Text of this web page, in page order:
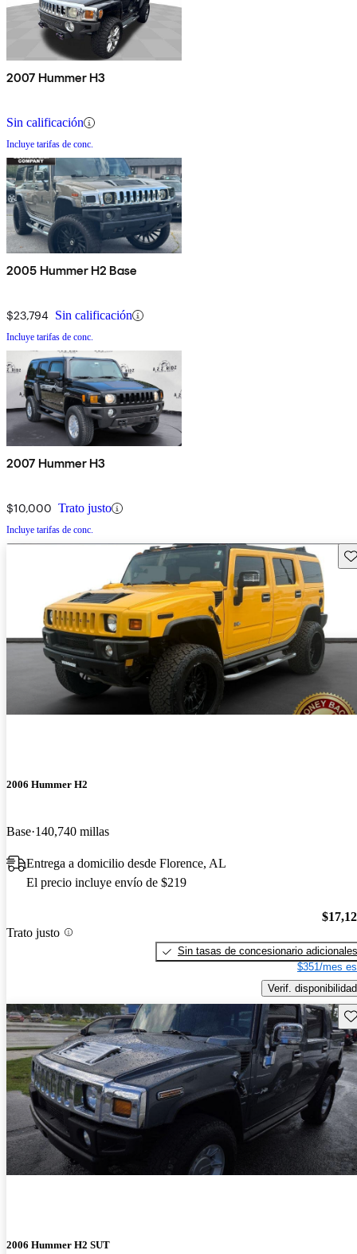
2007 Hummer H3
Sin calificación
Incluye tarifas de conc.
2005 Hummer H2 Base
$23,794 Sin calificación
Incluye tarifas de conc.
2007 Hummer H3
$10,000 Trato justo
Incluye tarifas de conc.
2006 Hummer H2
Base 140,740 millas
Entrega a domicilio desde Florence, AL
El precio incluye envío de $219
Trato justo
Sin tasas de concesionario adicionales
$351/mes
Verif. disponibilidad
2006 Hummer H2 SUT